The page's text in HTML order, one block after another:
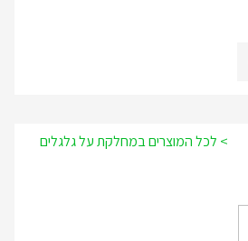
> לכל המוצרים במחלקת על גלגלים